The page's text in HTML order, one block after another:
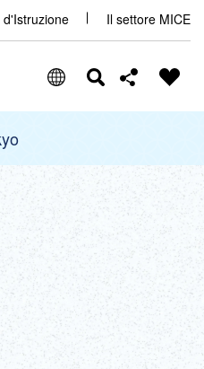
d'Istruzione Il settore MICE
Language
体)
體/正體)
Facebook
X (Twitter)